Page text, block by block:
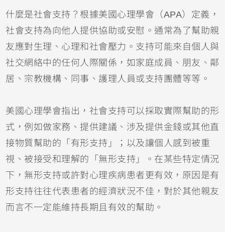
什麼是社會支持？根據美國心理學會（APA）定義，
社會支持為向他人提供協助或安慰。通常為了幫助親
友應對生理、心理和社會壓力。支持可能來自個人與
社交網絡中的任何人際關係，如家庭成員、朋友、鄰
居、宗教機構、同事、護理人員或支持團體等等。
美國心理學會指出，社會支持可以採取實際幫助的形
式，例如做家務、提供建議、涉及提供金錢或其他直
接物質幫助的「有形支持」；以及讓個人感到被重
視、被接受和理解的「無形支持」。在某些特定情況
下，無形支持或許對心理疾病患者更有效，原因是有
形支持往往代表患者的經濟狀況不佳，對於其他親友
而言不一定能維持長期且有效的幫助。